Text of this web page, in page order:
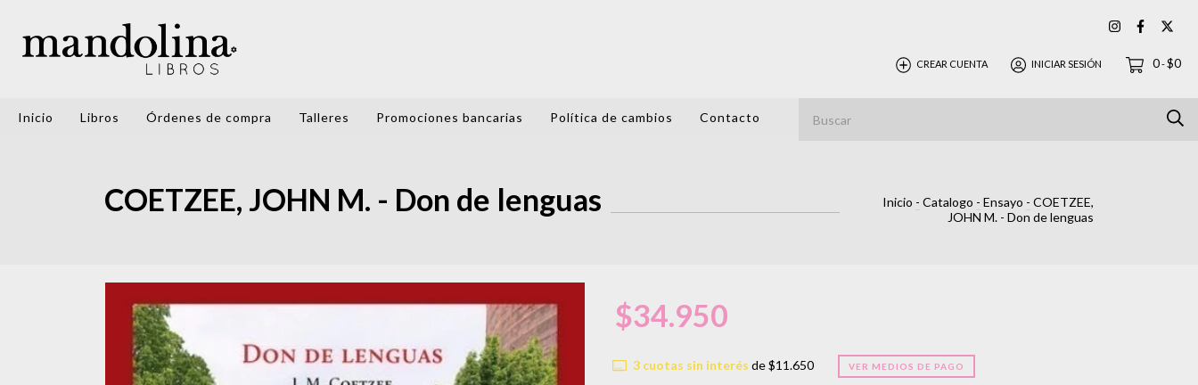
CREAR CUENTA INICIAR SESIÓN 0-$0
Inicio Libros Órdenes de compra Talleres Promociones bancarias Política de cambios Contacto
COETZEE, JOHN M. - Don de lenguas Inicio - Catalogo - Ensayo - COETZEE,
JOHN M. - Don de lenguas
$34.950
3cuotas sin interés de$11.650 VER MEDIOS DE PAGO